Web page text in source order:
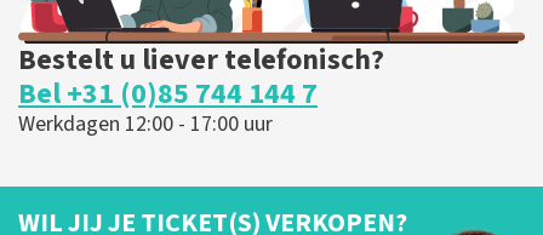
Bestelt u liever telefonisch?
Bel +31 (0)85 744 144 7
Werkdagen 12:00 - 17:00 uur
WIL JIJ JE TICKET(S) VERKOPEN?